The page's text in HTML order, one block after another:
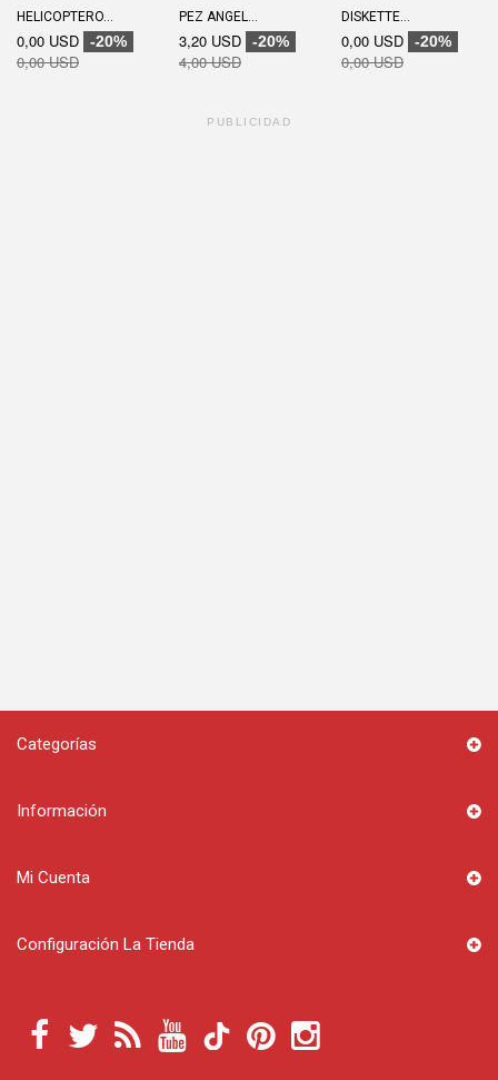
HELICOPTERO...
0,00 USD -20%
0,00 USD
PEZ ANGEL...
3,20 USD -20%
4,00 USD
DISKETTE...
0,00 USD -20%
0,00 USD
PUBLICIDAD
Categorías
Información
Mi Cuenta
Configuración La Tienda